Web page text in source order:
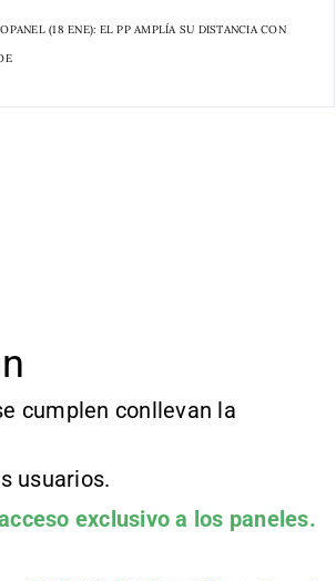
(18 ENE): EL PP AMPLÍA SU DISTANCIA CON
cumplen conllevan la
usuarios.
exclusivo a los paneles.